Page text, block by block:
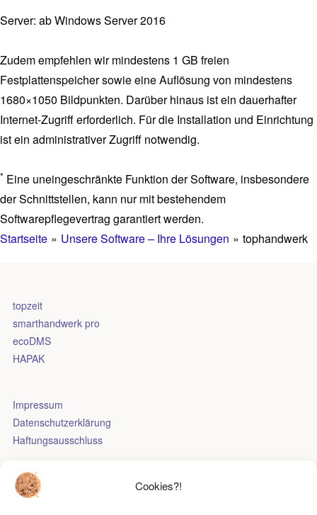
Cookies?!
Server: ab Windows Server 2016
Zudem empfehlen wir mindestens 1 GB freien
Festplattenspeicher sowie eine Auflösung von mindestens
1680×1050 Bildpunkten. Darüber hinaus ist ein dauerhafter
Internet-Zugriff erforderlich. Für die Installation und Einrichtung
ist ein administrativer Zugriff notwendig.
* Eine uneingeschränkte Funktion der Software, insbesondere
der Schnittstellen, kann nur mit bestehendem
Softwarepflegevertrag garantiert werden.
Startseite » Unsere Software – Ihre Lösungen » tophandwerk
topzeit
smarthandwerk pro
ecoDMS
HAPAK
Impressum
Datenschutzerklärung
Haftungsausschluss
FOLGEN SIE UNS